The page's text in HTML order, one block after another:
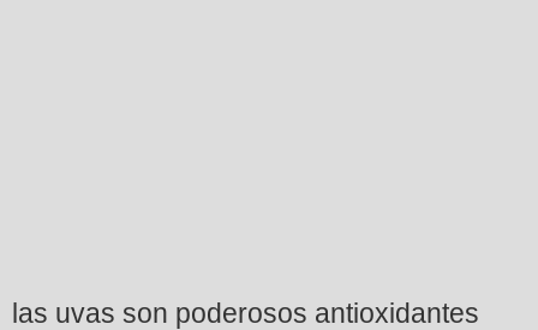
las uvas son poderosos antioxidantes